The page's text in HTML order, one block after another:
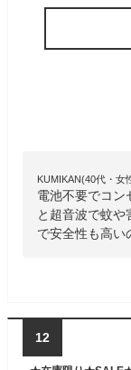
KUMIKAN(40代・女
電池不要でコン
と超音波で蚊
で安全性も高い
12